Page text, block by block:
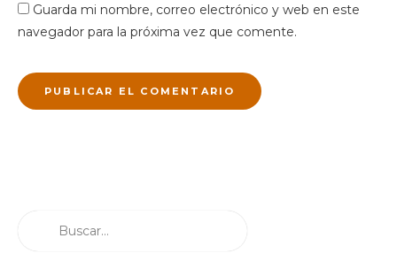
Guarda mi nombre, correo electrónico y web en este
navegador para la próxima vez que comente.